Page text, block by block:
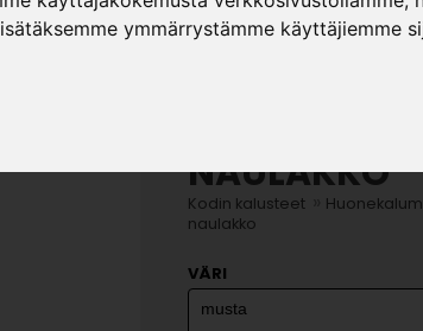
ymmärrystämme käyttäjiemme
NAULAKKO
Kodin kalusteet
naulakko
VÄRI